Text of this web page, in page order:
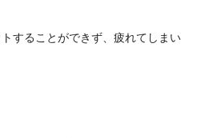
することができず、疲れてしまい